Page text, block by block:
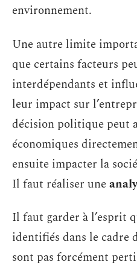
environnement.
Une autre limite
que certains facteurs
interdépendants et
leur impact sur
décision politique peut
économiques
ensuite impacter la
Il faut réaliser une
Il faut garder à l’esprit
identifiés dans le cadre
sont pas forcément